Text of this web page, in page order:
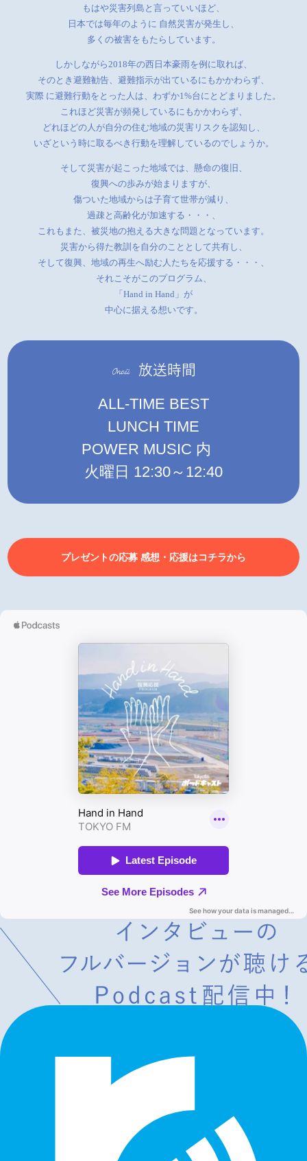
もはや災害列島と言っていいほど、
日本では毎年のように 自然災害が発生し、
多くの被害をもたらしています。
しかしながら2018年の西日本豪雨を例に取れば、
そのとき避難勧告、避難指示が出ているにもかかわらず、
実際 に避難行動をとった人は、わずか1%台にとどまりました。
これほど災害が頻発しているにもかかわらず、
どれほどの人が自分の住む地域の災害リスクを認知し、
いざという時に取るべき行動を理解しているのでしょうか。
そして災害が起こった地域では、懸命の復旧、
復興への歩みが始まりますが、
傷ついた地域からは子育て世帯が減り、
過疎と高齢化が加速する・・・、
これもまた、被災地の抱える大きな問題となっています。
災害から得た教訓を自分のこととして共有し、
そして復興、地域の再生へ励む人たちを応援する・・・、
それこそがこのプログラム、
「Hand in Hand」が
中心に据える想いです。
ALL-TIME BEST
LUNCH TIME
POWER MUSIC 内
火曜日 12:30～12:40
プレゼントの応募 感想・応援はコチラから